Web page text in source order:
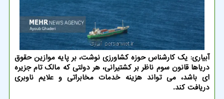
آبیاری: یک کارشناس حوزه کشاورزی نوشت، بر پایه موازین حقوق
دریاها قانون سوم ناظر بر کشتیرانی، هر دولتی که مالک تام جزیره
ای باشد، می تواند هزینه خدمات مخابراتی و علایم ناوبری
دریافت کند.